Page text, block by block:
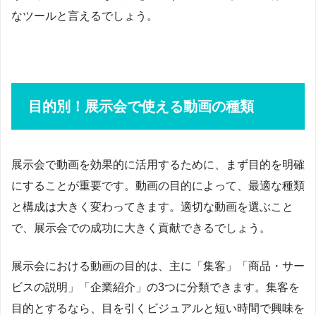
なツールと言えるでしょう。
目的別！展示会で使える動画の種類
展示会で動画を効果的に活用するために、まず目的を明確
にすることが重要です。動画の目的によって、最適な種類
と構成は大きく変わってきます。適切な動画を選ぶこと
で、展示会での成功に大きく貢献できるでしょう。
展示会における動画の目的は、主に「集客」「商品・サー
ビスの説明」「企業紹介」の3つに分類できます。集客を
目的とするなら、目を引くビジュアルと短い時間で興味を